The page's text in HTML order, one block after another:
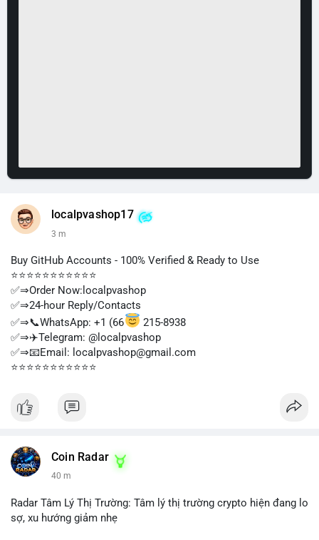
localpvashop17
3 m
Buy GitHub Accounts - 100% Verified & Ready to Use
⭐⭐⭐⭐⭐⭐⭐⭐⭐⭐⭐
✅⇒Order Now:localpvashop
✅⇒24-hour Reply/Contacts
✅⇒📞WhatsApp: +1 (66
215-8938
✅⇒✈️Telegram: @localpvashop
✅⇒📧Email: localpvashop@gmail.com
⭐⭐⭐⭐⭐⭐⭐⭐⭐⭐⭐
Coin Radar
40 m
Radar Tâm Lý Thị Trường: Tâm lý thị trường crypto hiện đang lo
sợ, xu hướng giảm nhẹ